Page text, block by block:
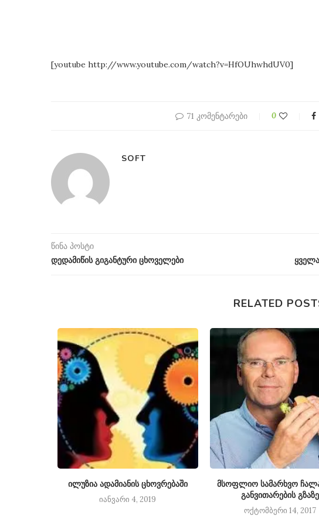
[youtube http://www.youtube.com/watch?v=HfOUhwhdUV0]
71 კომენტარები 0
SOFT
წინა პოსტი
დედამიწის გიგანტური ცხოველები
RELATED
ილუზია ადამიანის ცხოვრებაში
იანვარი 4, 2019
მსოფლიო სამარხვო
განვითარების გზაზე
ოქტომბერი 14, 2017
მოვაწესრიგოთ
ზოლი? (news feed)
ივნ 27, 2017